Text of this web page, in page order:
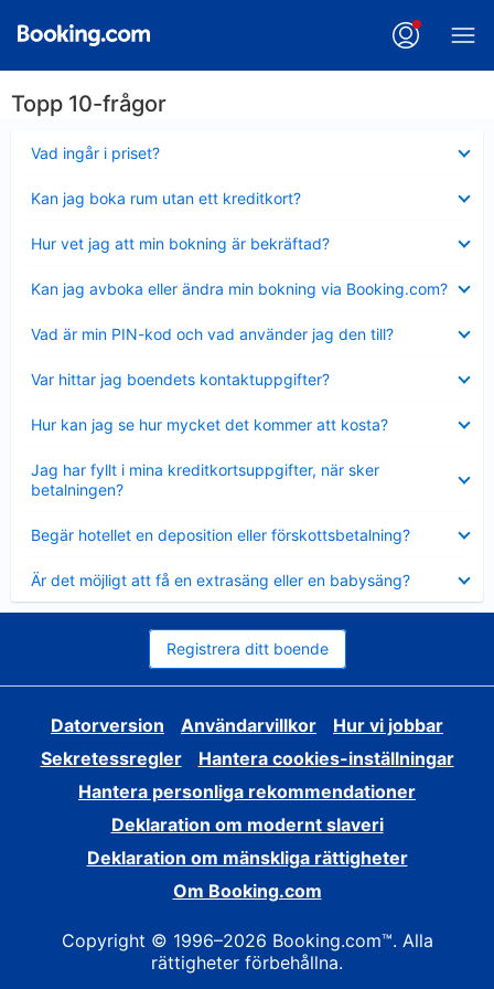
Topp 10-frågor
Vad ingår i priset?
mindre
Kan jag boka rum utan ett kreditkort?
mindre
Hur vet jag att min bokning är bekräftad?
mindre
Kan jag avboka eller ändra min bokning via Booking.com?
mindre
Vad är min PIN-kod och vad använder jag den till?
mindre
Var hittar jag boendets kontaktuppgifter?
mindre
Hur kan jag se hur mycket det kommer att kosta?
mindre
Jag har fyllt i mina kreditkortsuppgifter, när sker
betalningen?
mindre
Begär hotellet en deposition eller förskottsbetalning?
mindre
Är det möjligt att få en extrasäng eller en babysäng?
mindre
Registrera ditt boende
Datorversion Användarvillkor
Hur vi jobbar
Sekretessregler
Hantera cookies-inställningar
Hantera personliga rekommendationer
Deklaration om modernt slaveri
Deklaration om mänskliga rättigheter
Om Booking.com
Copyright © 1996–2026 Booking.com™. Alla
rättigheter förbehållna.